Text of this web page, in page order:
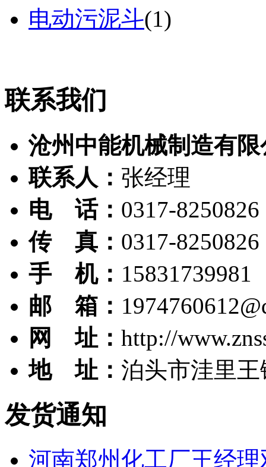
电动污泥斗(1)
联系我们
沧州中能机械制造有限
联系人： 张经理
电 话： 0317-8250826
传 真： 0317-8250826
手 机： 15831739981
邮 箱：
网 址： http://
地 址： 泊头市洼里
发货通知
河南郑州化工厂王经